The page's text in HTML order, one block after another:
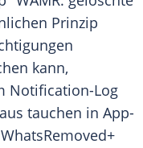
Prinzip
kann,
Notification-Log
tauchen in App-